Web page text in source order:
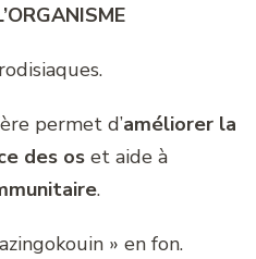
permet d’améliorer la
des os et aide à
.
» en fon.